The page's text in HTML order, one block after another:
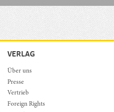
VERLAG
Über uns
Presse
Vertrieb
Foreign Rights